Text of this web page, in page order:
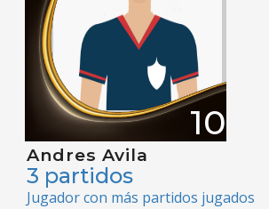
10
Andres Avila
3 partidos
Jugador con más partidos jugados